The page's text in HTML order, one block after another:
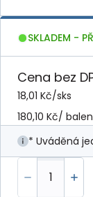
SKLADEM -
Cena bez
18,01 Kč/sks
180,10 Kč/
* Uváděná